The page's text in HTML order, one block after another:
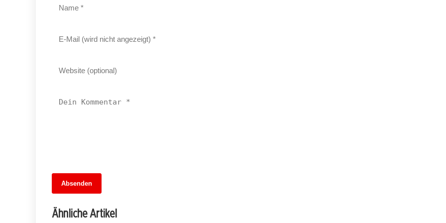
Absenden
Ähnliche Artikel
MuseumsMeileMitte: Berlins neues
kulturelles Herz schlägt am